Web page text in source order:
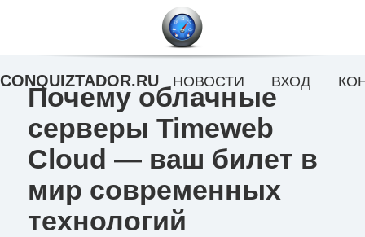
Почему облачные
серверы Timeweb
Cloud — ваш билет в
мир современных
технологий
CONQUIZTADOR.RU НОВОСТИ ВХОД